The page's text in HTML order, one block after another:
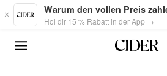
Skip to main content
Warum den vollen Preis
Hol dir 15 % Rabatt in der App →